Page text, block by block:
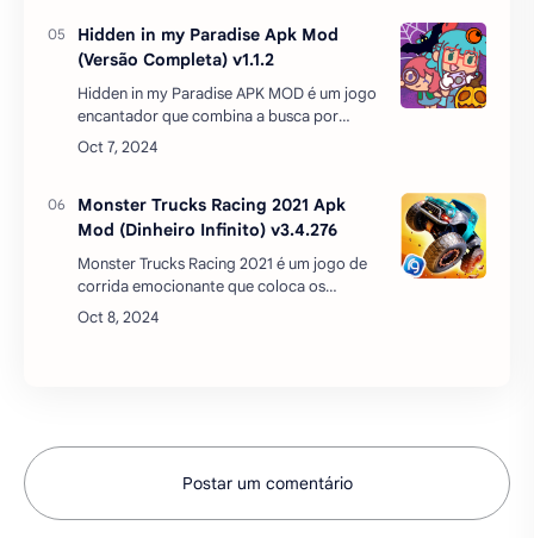
Monster Trucks Racing 2021 é um jogo de
corrida emocionante que coloca os
jogadores no controle de caminhões
monstruosos em pistas desafiadoras. O
jogo é conhecido por suas ac…
Postar um comentário